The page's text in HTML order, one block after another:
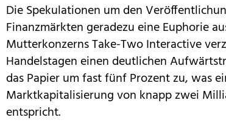
Die Spekulationen um den
Finanzmärkten geradezu eine Euphorie
Mutterkonzerns Take-Two Interactive
Handelstagen einen deutlichen
das Papier um fast fünf Prozent zu, was
Marktkapitalisierung von knapp zwei
entspricht.